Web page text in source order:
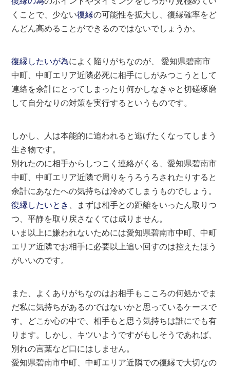
くことで、少ない復縁の可能性を拡大し、復縁確率をど
んどん高めることができるのではないでしょうか。
復縁したいが為によく陥りがちなのが、 愛知県碧南市
中町、中町エリア近隣必死に相手にしがみつこうとして
連絡を余計にとってしまったり何かしなきゃと切磋琢磨
して自分なりの対策を実行するというものです。
しかし、人は本能的に追われると逃げたくなってしまう
生き物です。
別れたのに相手からしつこく連絡がくる、愛知県碧南市
中町、中町エリア近隣で周りをうろうろされたりすると
余計にあなたへの気持ちは冷めてしまうものでしょう。
復縁したいとき
、まずは相手との距離をいったん取りつ
つ、平静を取り戻さなくては成りません。
いま以上に嫌われないためには愛知県碧南市中町、中町
エリア近隣でお相手に必要以上追い回すのは控えたほう
がいいのです。
また、よくありがちなのはお相手もこころの何処かでま
だ私に気持ちがあるのではないかと思っているケースで
す。どこか心の中で、相手もと思う気持ちは誰にでも有
ります。しかし、キツいようですがもしそうであれば、
別れの言葉など口にはしません。
愛知県碧南市中町、中町エリア近隣での復縁で大切なの